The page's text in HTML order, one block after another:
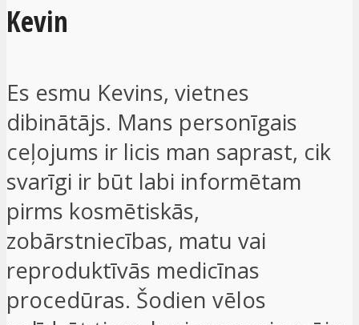
Kevin
Es esmu Kevins, vietnes
dibinātājs. Mans personīgais
ceļojums ir licis man saprast, cik
svarīgi ir būt labi informētam
pirms kosmētiskās,
zobārstniecības, matu vai
reproduktīvās medicīnas
procedūras. Šodien vēlos